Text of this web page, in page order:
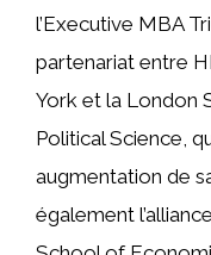
l’Executive MBA
partenariat entre
York et la London
Political Science,
augmentation de
également